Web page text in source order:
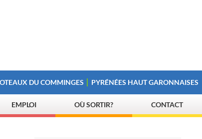
DU COMMINGES PYRÉNÉES HAUT GARONNAISES
EMPLOI OÙ SORTIR? CONTACT